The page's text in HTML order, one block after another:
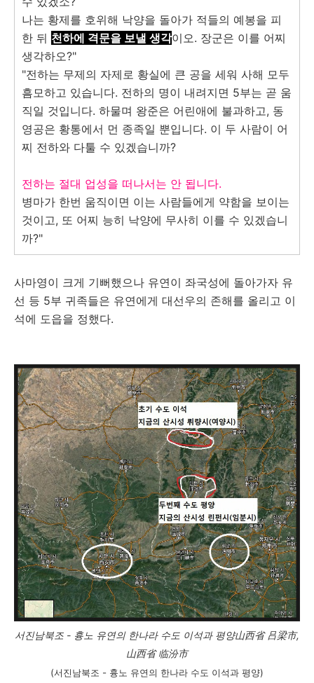
나는 황제를 호위해 낙양을 돌아가 적들의 예봉을 피
한 뒤 천하에 격문을 보낼 생각이오. 장군은 이를 어찌
생각하오?"
"전하는 무제의 자제로 황실에 큰 공을 세워 사해 모두
흠모하고 있습니다. 전하의 명이 내려지면 5부는 곧 움
직일 것입니다. 하물며 왕준은 어린애에 불과하고, 동
영공은 황통에서 먼 종족일 뿐입니다. 이 두 사람이 어
찌 전하와 다툴 수 있겠습니까?
전하는 절대 업성을 떠나서는 안 됩니다.
병마가 한번 움직이면 이는 사람들에게 약함을 보이는
것이고, 또 어찌 능히 낙양에 무사히 이를 수 있겠습니
까?"
사마영이 크게 기뻐했으나 유연이 좌국성에 돌아가자 유
선 등 5부 귀족들은 유연에게 대선우의 존해를 올리고 이
석에 도읍을 정했다.
서진남북조 - 흉노 유연의 한나라 수도 이석과 평양山西省 吕梁市,
山西省 临汾市
(서진남북조 - 흉노 유연의 한나라 수도 이석과 평양)